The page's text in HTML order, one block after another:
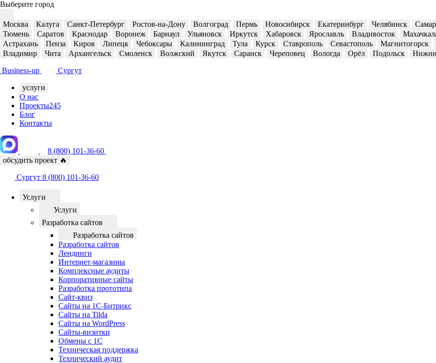
Выберите город
Москва Калуга Санкт-Петербург Ростов-на-Дону Волгоград Пермь Новосибирск Екатеринбург Челябинск
Тюмень
Саратов Краснодар Воронеж Барнаул Ульяновск Иркутск Хабаровск Ярославль Владивосток
Астрахань
Пенза Киров Липецк Чебоксары Калининград Тула Курск Ставрополь Севастополь
Магнитогорск
Владимир
Чита Архангельск Смоленск Волжский Якутск Саранск Череповец Вологда Орёл Подольск
Business-up Сургут
услуги
О нас
Проекты245
Блог
Контакты
8 (800) 101-36-60
обсудить проект 🔥
Сургут 8 (800) 101-36-60
Услуги
Услуги
Разработка сайтов
Разработка сайтов
Разработка сайтов
Лендинги
Интернет-магазины
Комплексные аудиты
Корпоративные сайты
Разработка прототипа
Сайт-квиз
Сайты на 1С-Битрикс
Сайты на Tilda
Сайты на WordPress
Сайты-визитки
Обмены с 1С
Техническая поддержка
Технический аудит